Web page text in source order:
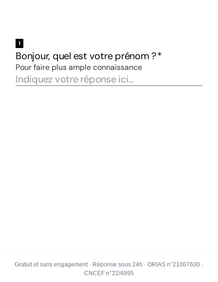
Gratuit et sans engagement · Réponse sous 24h · ORIAS n°21007600 ·
CNCEF n°22/4995